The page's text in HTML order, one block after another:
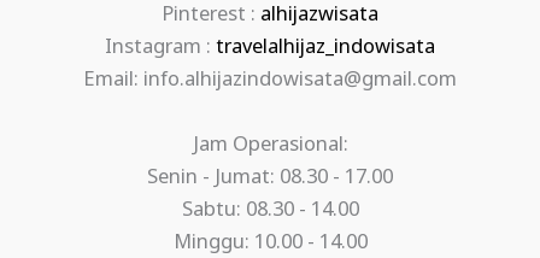
Pinterest : alhijazwisata
Instagram : travelalhijaz_indowisata
Email: info.alhijazindowisata@gmail.com
Jam Operasional:
Senin - Jumat: 08.30 - 17.00
Sabtu: 08.30 - 14.00
Minggu: 10.00 - 14.00